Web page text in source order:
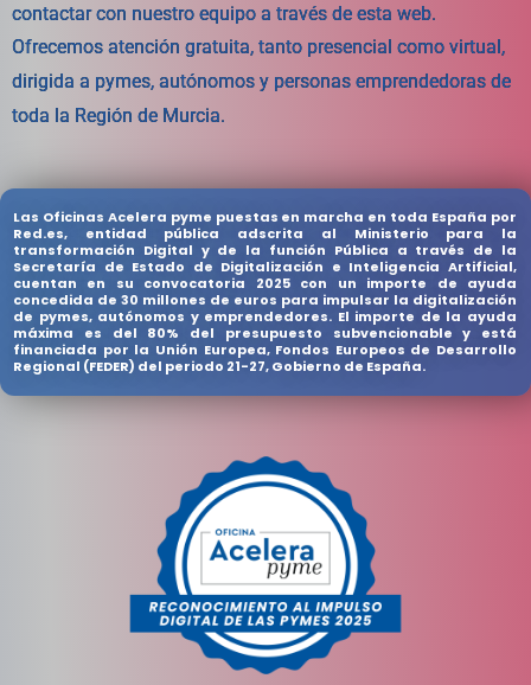
contactar con nuestro equipo a través de esta web.
Ofrecemos atención gratuita, tanto presencia como virtua ,
dirigida a pymes, autónomos y personas emprendedoras de
toda la Región de Murcia.
Las Oficinas Acelera pyme puestas en marcha en toda España por
Red.es, entidad pública adscrita al Ministerio para la
transformación Digital y de la función Pública a través de la
Secretaría de Estado de Digitalización e Inteligencia Artificial,
cuentan en su convocatoria 2025 con un importe de ayuda
concedida de 30 millones de euros para impulsar la digitalización
de pymes, autónomos y emprendedores. El importe de la ayuda
máxima es del 80% del presupuesto subvencionable y está
financiada por la Unión Europea, Fondos Europeos de Desarrollo
Regional (FEDER) del periodo 21-27, Gobierno de España.